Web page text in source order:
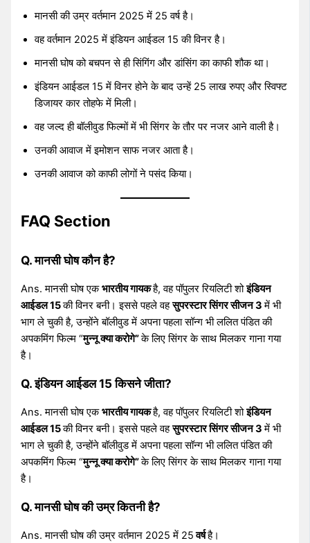
मानसी की उम्र वर्तमान 2025 में 25 वर्ष है।
वह वर्तमान 2025 में इंडियन आईडल 15 की विनर है।
मानसी घोष को बचपन से ही सिंगिंग और डांसिंग का काफी शौक था।
इंडियन आईडल 15 में विनर होने के बाद उन्हें 25 लाख रुपए और स्विफ्ट
डिजायर कार तोहफे में मिली।
वह जल्द ही बॉलीवुड फिल्मों में भी सिंगर के तौर पर नजर आने वाली है।
उनकी आवाज में इमोशन साफ नजर आता है।
उनकी आवाज को काफी लोगों ने पसंद किया।
FAQ Section
Q. मानसी घोष कौन है?
Ans. मानसी घोष एकभारतीय गायकहै, वह पॉपुलर रियलिटी शोइंडियन
आईडल 15की विनर बनी। इससे पहले वहसुपरस्टार सिंगर सीजन 3में भी
भाग ले चुकी है, उन्होंने बॉलीवुड में अपना पहला सॉन्ग भी ललित पंडित की
अपकमिंग फिल्म “मुन्नू क्या करोगे”के लिए सिंगर के साथ मिलकर गाना गया
है।
Q. इंडियन आईडल 15 किसने जीता?
Ans. मानसी घोष एकभारतीय गायकहै, वह पॉपुलर रियलिटी शोइंडियन
आईडल 15की विनर बनी। इससे पहले वहसुपरस्टार सिंगर सीजन 3में भी
भाग ले चुकी है, उन्होंने बॉलीवुड में अपना पहला सॉन्ग भी ललित पंडित की
अपकमिंग फिल्म “मुन्नू क्या करोगे”के लिए सिंगर के साथ मिलकर गाना गया
है।
Q. मानसी घोष की उम्र कितनी है?
Ans. मानसी घोष की उम्र वर्तमान 2025 में 25वर्षहै।